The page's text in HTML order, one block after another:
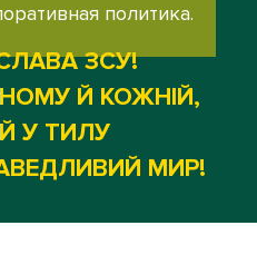
политика.
ЗСУ!
Й КОЖНІЙ,
У ТИЛУ
МИР!